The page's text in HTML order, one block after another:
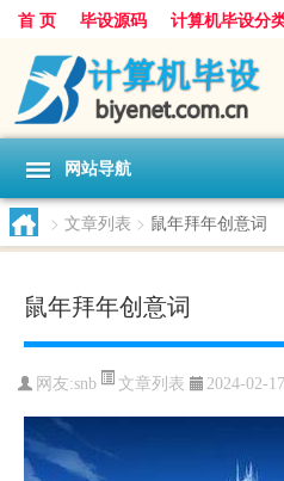
首 页 毕设源码 计算机毕设分
网站导航
> 文章列表 > 鼠年拜年创意词
鼠年拜年创意词
网友:snb 文章列表 2024-02-